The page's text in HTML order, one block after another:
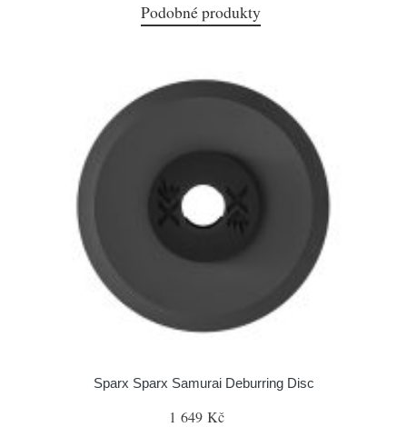
Podobné produkty
Sparx Sparx Samurai Deburring Disc
1 649 Kč